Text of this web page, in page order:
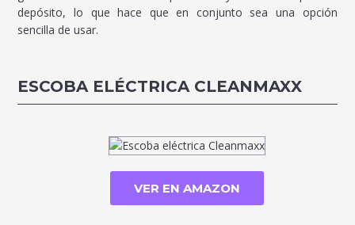
depósito, lo que hace que en conjunto sea una opción
sencilla de usar.
ESCOBA ELÉCTRICA CLEANMAXX
VER EN AMAZON